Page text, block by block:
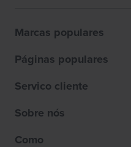
Marcas populares
Páginas populares
Servico cliente
Sobre nós
Como